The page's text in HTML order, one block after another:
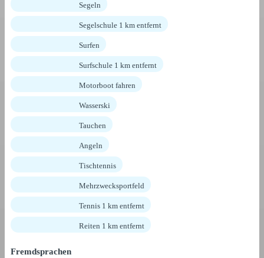
Segeln
Segelschule 1 km entfernt
Surfen
Surfschule 1 km entfernt
Motorboot fahren
Wasserski
Tauchen
Angeln
Tischtennis
Mehrzwecksportfeld
Tennis 1 km entfernt
Reiten 1 km entfernt
Fremdsprachen